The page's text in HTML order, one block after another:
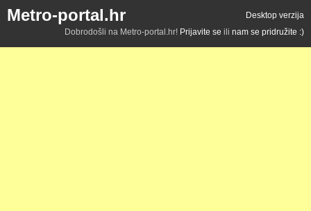
Metro-portal.hr
Desktop verzija
Dobrodošli na Metro-portal.hr! Prijavite se ili nam se pridružite :)